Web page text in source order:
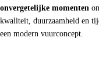
onvergetelijke momenten
kwaliteit, duurzaamheid en
een modern vuurconcept.